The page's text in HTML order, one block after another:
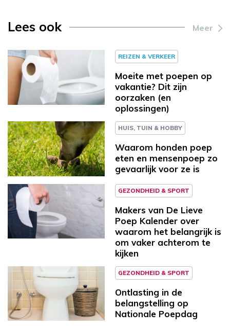
Lees ook Meer
REIZEN & VERKEER
Moeite met poepen op
vakantie? Dit zijn
oorzaken (en
oplossingen)
HUIS, TUIN & HOBBY
Waarom honden poep
eten en mensenpoep zo
gevaarlijk voor ze is
GEZONDHEID & SPORT
Makers van De Lieve
Poep Kalender over
waarom het belangrijk is
om vaker achterom te
kijken
GEZONDHEID & SPORT
Ontlasting in de
belangstelling op
Nationale Poepdag